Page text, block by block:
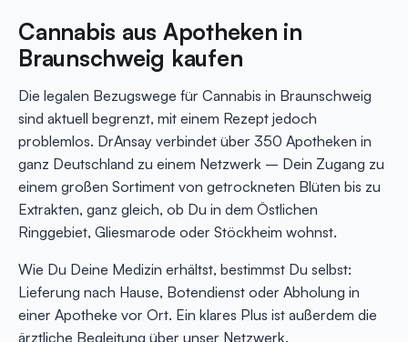
Cannabis aus Apotheken in
Braunschweig kaufen
Die legalen Bezugswege für Cannabis in Braunschweig
sind aktuell begrenzt, mit einem Rezept jedoch
problemlos. DrAnsay verbindet über 350 Apotheken in
ganz Deutschland zu einem Netzwerk – Dein Zugang zu
einem großen Sortiment von getrockneten Blüten bis zu
Extrakten, ganz gleich, ob Du in dem Östlichen
Ringgebiet, Gliesmarode oder Stöckheim wohnst.
Wie Du Deine Medizin erhältst, bestimmst Du selbst:
Lieferung nach Hause, Botendienst oder Abholung in
einer Apotheke vor Ort. Ein klares Plus ist außerdem die
ärztliche Begleitung über unser Netzwerk.